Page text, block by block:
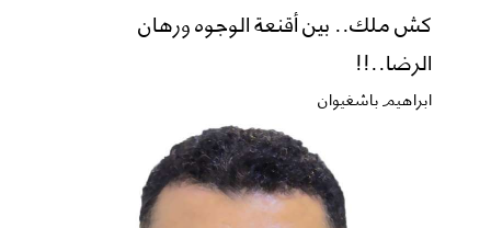
كش ملك.. بين أقنعة الوجوه ورهان
الرضا..!!
ابراهيم باشغيوان